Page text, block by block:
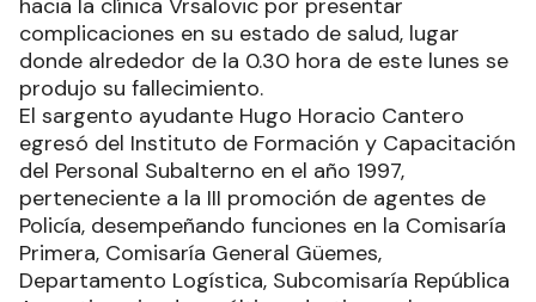
complicaciones en su estado de salud, lugar
donde alrededor de la 0.30 hora de este lunes se
produjo su fallecimiento.
El sargento ayudante Hugo Horacio Cantero
egresó del Instituto de Formación y Capacitación
del Personal Subalterno en el año 1997,
perteneciente a la III promoción de agentes de
Policía, desempeñando funciones en la Comisaría
Primera, Comisaría General Güemes,
Departamento Logística, Subcomisaría República